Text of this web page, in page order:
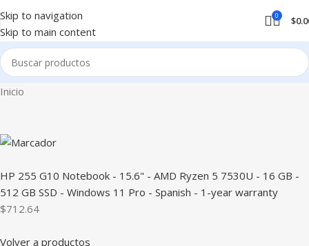
Skip to navigation
Skip to main content
0 $
Inicio
HP 255 G10 Notebook - 15.6" - AMD Ryzen 5 7530U - 16 GB -
512 GB SSD - Windows 11 Pro - Spanish - 1-year warranty
$712.64
Volver a productos